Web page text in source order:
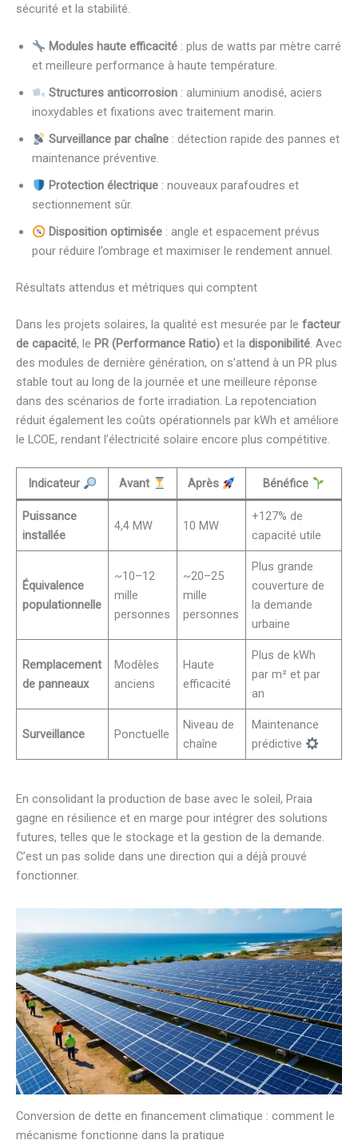
sécurité et la stabilité.
Modules haute efficacité: plus de watts par mètre carré
et meilleure performance à haute température.
Structures anticorrosion: aluminium anodisé, aciers
inoxydables et fixations avec traitement marin.
Surveillance par chaîne: détection rapide des pannes et
maintenance préventive.
Protection électrique: nouveaux parafoudres et
sectionnement sûr.
Disposition optimisée: angle et espacement prévus
pour réduire l’ombrage et maximiser le rendement annuel.
Résultats attendus et métriques qui comptent
Dans les projets solaires, la qualité est mesurée par le facteur
de capacité, le PR (Performance Ratio) et la disponibilité. Avec
des modules de dernière génération, on s’attend à un PR plus
stable tout au long de la journée et une meilleure réponse
dans des scénarios de forte irradiation. La repotenciation
réduit également les coûts opérationnels par kWh et améliore
le LCOE, rendant l’électricité solaire encore plus compétitive.
Indicateur Avant Après Bénéfice
Puissance
installée
4,4 MW 10 MW
+127% de
capacité utile
Équivalence
populationnelle
~10–12
mille
personnes
~20–25
mille
personnes
Plus grande
couverture de
la demande
urbaine
Remplacement
de panneaux
Modèles
anciens
Haute
efficacité
Plus de kWh
par m² et par
an
Surveillance Ponctuelle
Niveau de
chaîne
Maintenance
prédictive
En consolidant la production de base avec le soleil, Praia
gagne en résilience et en marge pour intégrer des solutions
futures, telles que le stockage et la gestion de la demande.
C’est un pas solide dans une direction qui a déjà prouvé
fonctionner.
Conversion de dette en financement climatique : comment le
mécanisme fonctionne dans la pratique